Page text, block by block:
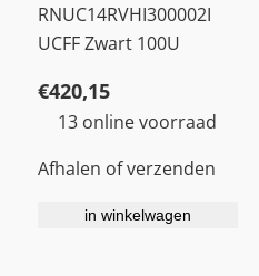
RNUC14RVHI300002I
UCFF Zwart 100U
€420,15
13 online voorraad
Afhalen of verzenden
in winkelwagen